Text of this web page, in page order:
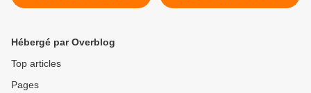
américaine, née le 27
MARS >
Hébergé par Overblog
Top articles
Pages